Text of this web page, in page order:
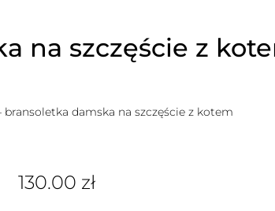
na szczęście z
bransoletka damska na szczęście z kotem
130.00 zł